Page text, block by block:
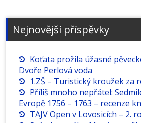
Nejnovější příspěvky
Koťata prožila úžasné
Dvoře Perlová voda
1.ZŠ – Turistický kroužek za
Příliš mnoho nepřátel:
Evropě 1756 – 1763 – recenze
TAJV Open v Lovosicích – 2.